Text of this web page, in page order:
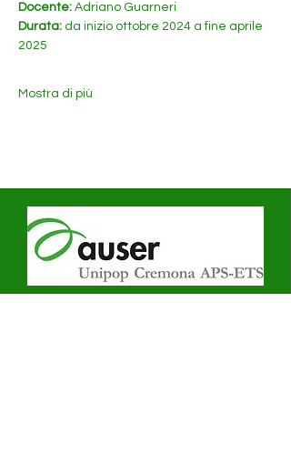
Docente: Adriano Guarneri
Durata: da inizio ottobre 2024 a fine aprile
2025
Mostra di più